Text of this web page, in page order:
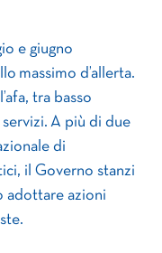
e giugno
massimo d’allerta.
tra basso
A più di due
di
il Governo stanzi
adottare azioni